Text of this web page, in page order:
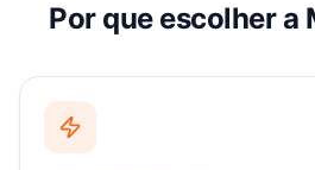
Por que escolher a